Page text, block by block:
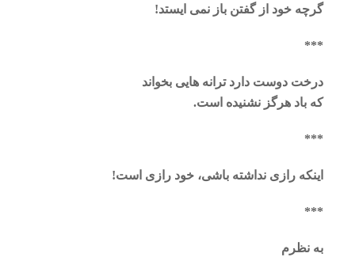
گرچه خود از گفتن باز نمی ایستد!
***
درخت دوست دارد ترانه هایی بخواند
که باد هرگز نشنیده است.
***
اینکه رازی نداشته باشی، خود رازی است!
***
به نظرم